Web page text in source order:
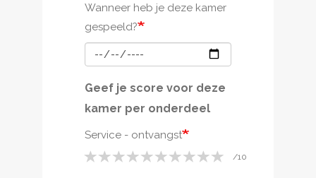
Wanneer heb je deze kamer
gespeeld?
Geef je score voor deze
kamer per onderdeel
Service - ontvangst